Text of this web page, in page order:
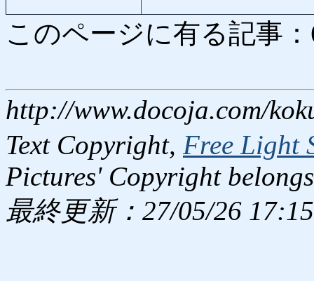
このページに有る記事
http://www.docoja.com/
Text Copyright, Free Light
Pictures' Copyright
最終更新：27/05/26 17:15